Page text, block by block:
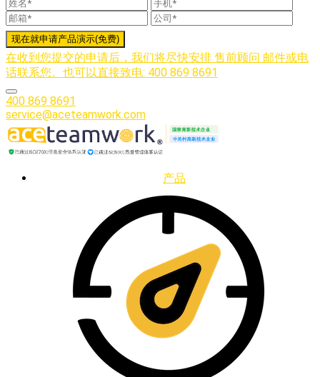
在收到您提交的申请后，我们将尽快安排 售前顾问 邮件或电
话联系您。也可以直接致电: 400 869 8691
400 869 8691
service@aceteamwork.com
产品